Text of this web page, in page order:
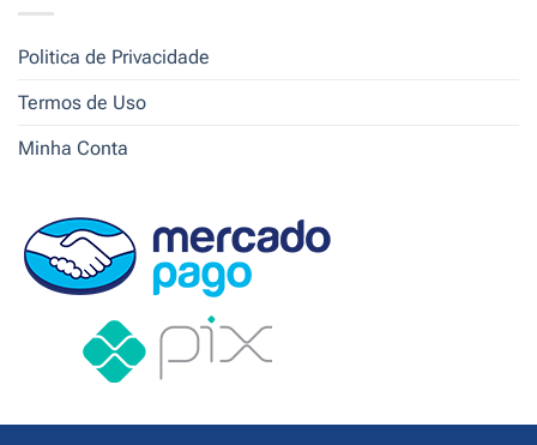
Politica de Privacidade
Termos de Uso
Minha Conta